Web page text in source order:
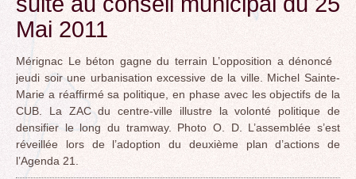
Mai 2011
Mérignac Le béton gagne du terrain L’opposition a dénoncé
jeudi soir une urbanisation excessive de la ville. Michel Sainte-
Marie a réaffirmé sa politique, en phase avec les objectifs de la
CUB. La ZAC du centre-ville illustre la volonté politique de
densifier le long du tramway. Photo O. D. L’assemblée s’est
réveillée lors de l’adoption du deuxième plan d’actions de
l’Agenda 21.